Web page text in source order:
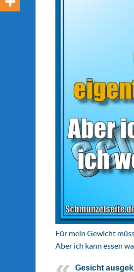
Für mein Gewicht
Aber ich kann essen
Gesicht